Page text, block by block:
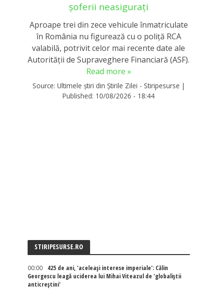
șoferii neasigurați
Aproape trei din zece vehicule înmatriculate
în România nu figurează cu o poliță RCA
valabilă, potrivit celor mai recente date ale
Autorității de Supraveghere Financiară (ASF).
Read more »
Source: Ultimele știri din Știrile Zilei - Stiripesurse |
Published: 10/08/2026 - 18:44
STIRIPESURSE.RO
00:00
425 de ani, 'aceleași interese imperiale': Călin
Georgescu leagă uciderea lui Mihai Viteazul de 'globaliștii
anticreștini'